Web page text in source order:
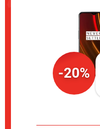
-20%